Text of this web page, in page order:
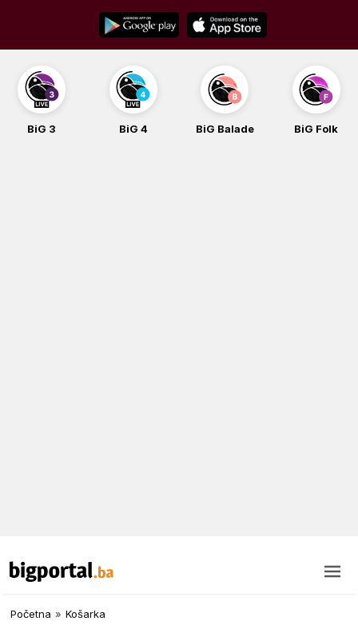
content
BiG 4 BiG Balade BiG Folk BiG iG
Početna » Košarka